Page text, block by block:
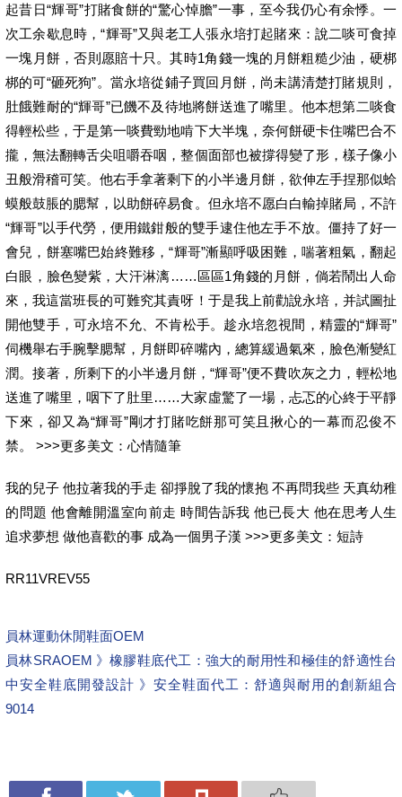
起昔日“輝哥”打賭食餅的“驚心悼膽”一事，至今我仍心有余悸。一
次工余歇息時，“輝哥”又與老工人張永培打起賭來：說二啖可食掉
一塊月餅，否則愿賠十只。其時1角錢一塊的月餅粗糙少油，硬梆
梆的可“砸死狗”。當永培從鋪子買回月餅，尚未講清楚打賭規則，
肚餓難耐的“輝哥”已饑不及待地將餅送進了嘴里。他本想第二啖食
得輕松些，于是第一啖費勁地啃下大半塊，奈何餅硬卡住嘴巴合不
攏，無法翻轉舌尖咀嚼吞咽，整個面部也被撐得變了形，樣子像小
丑般滑稽可笑。他右手拿著剩下的小半邊月餅，欲伸左手捏那似蛤
蟆般鼓脹的腮幫，以助餅碎易食。但永培不愿白白輸掉賭局，不許
“輝哥”以手代勞，便用鐵鉗般的雙手逮住他左手不放。僵持了好一
會兒，餅塞嘴巴始終難移，“輝哥”漸顯呼吸困難，喘著粗氣，翻起
白眼，臉色變紫，大汗淋漓……區區1角錢的月餅，倘若鬧出人命
來，我這當班長的可難究其責呀！于是我上前勸說永培，并試圖扯
開他雙手，可永培不允、不肯松手。趁永培忽視間，精靈的“輝哥”
伺機舉右手腕擊腮幫，月餅即碎嘴內，總算緩過氣來，臉色漸變紅
潤。接著，所剩下的小半邊月餅，“輝哥”便不費吹灰之力，輕松地
送進了嘴里，咽下了肚里……大家虛驚了一場，忐忑的心終于平靜
下來，卻又為“輝哥”剛才打賭吃餅那可笑且揪心的一幕而忍俊不
禁。 >>>更多美文：心情隨筆
我的兒子 他拉著我的手走 卻掙脫了我的懷抱 不再問我些 天真幼稚
的問題 他會離開溫室向前走 時間告訴我 他已長大 他在思考人生
追求夢想 做他喜歡的事 成為一個男子漢 >>>更多美文：短詩
RR11VREV55
員林運動休閒鞋面OEM
員林SRAOEM 》橡膠鞋底代工：強大的耐用性和極佳的舒適性台
中安全鞋底開發設計 》安全鞋面代工：舒適與耐用的創新組合
9014